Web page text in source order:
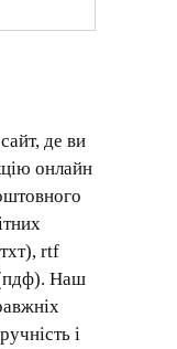
де ви
онлайн
rtf
Наш
і